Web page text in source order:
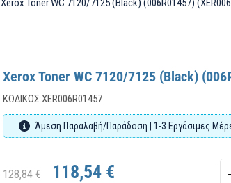
Xerox Toner WC 7120/7125 (Black) (006R01457)
Xerox Toner WC 7120/7125 (Black)
ΚΩΔΙΚΌΣ:XER006R01457
Άμεση Παραλαβή/Παράδοση | 1-3 Εργάσιμες
128,84 € 118,54 €